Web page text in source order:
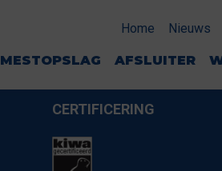
Home Nieuws
MESTOPSLAG AFSLUITER
CERTIFICERING